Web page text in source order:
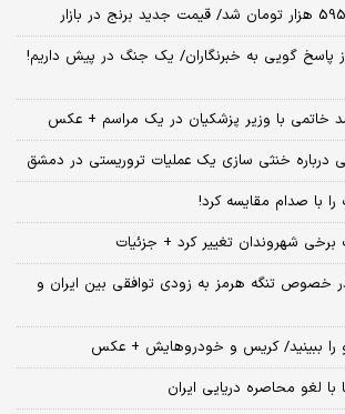
از پاسخ گویی به خبرنگاران/ یک جنگ در پیش داریم!
با وزیر پزشکیان در یک مراسم + عکس
درباره خنثی سازی یک عملیات تروریستی در دمشق
را با صدام مقایسه کرد!
برخی شهروندان تغییر کرد + جزئیات
در خصوص تنگه هرمز به زودی توافقی بین ایران و
را ببینید/ کریس و خودروهایش + عکس
لغو محاصره دریایی ایران